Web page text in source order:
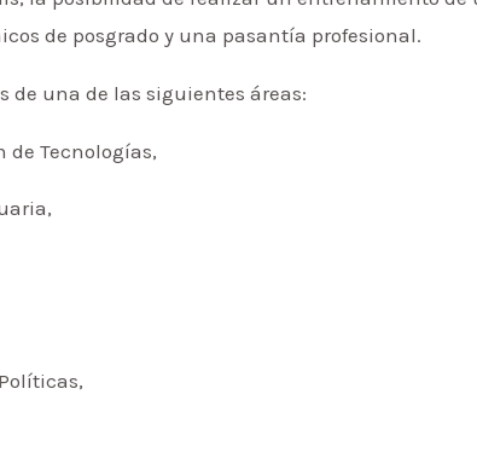
de posgrado y una pasantía profesional.
de una de las siguientes áreas:
de Tecnologías,